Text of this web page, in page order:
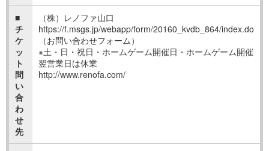
■
チ
ケ
ッ
ト
問
い
合
わ
せ
先
（株）レノファ山口
https://f.msgs.jp/webapp/form/20160_kvdb_864/index.do
（お問い合わせフォーム）
※土・日・祝日・ホームゲーム開催日・ホームゲーム開催
翌営業日は休業
http://www.renofa.com/